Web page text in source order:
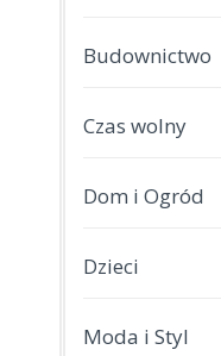
Budownictwo
Czas wolny
Dom i Ogród
Dzieci
Moda i Styl